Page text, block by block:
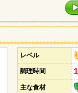
レベル
調理時間
主な食材